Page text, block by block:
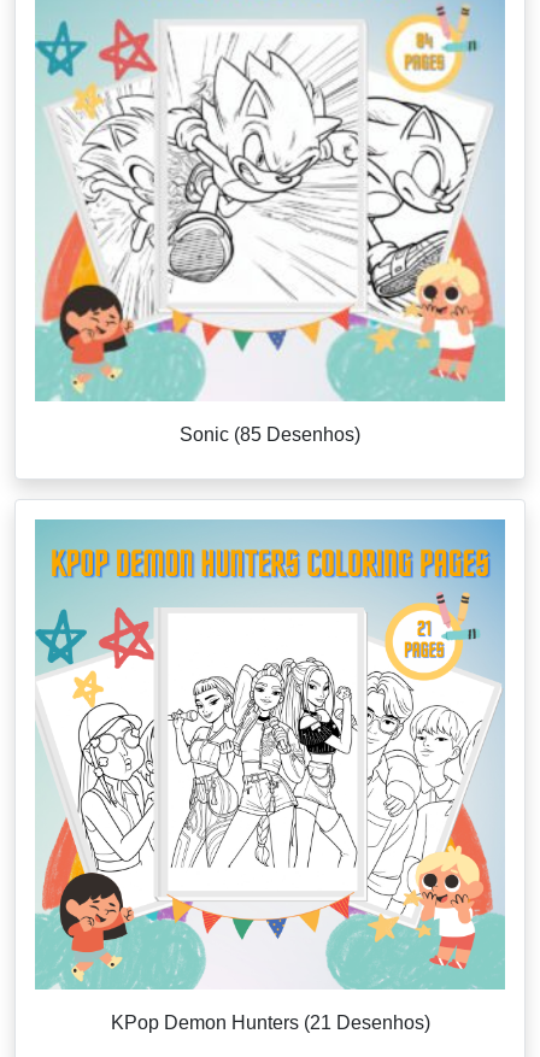
Sonic (85 Desenhos)
KPop Demon Hunters (21 Desenhos)